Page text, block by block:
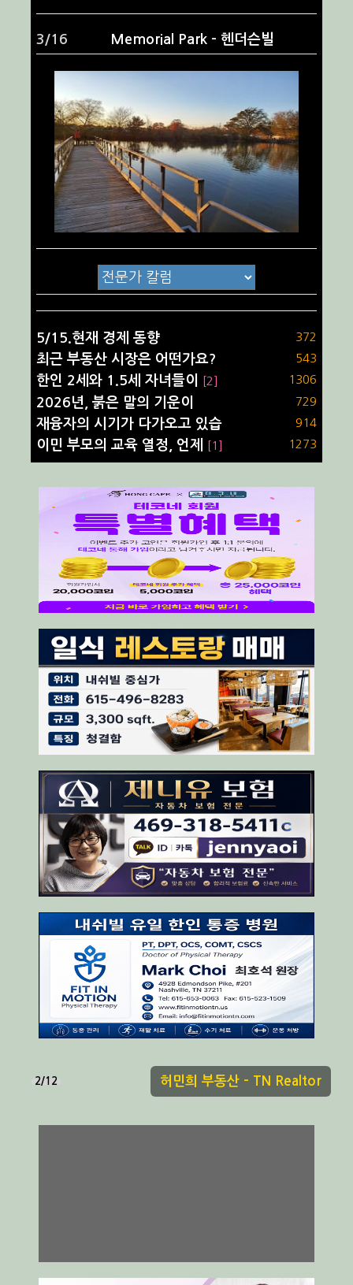
4/16 Rockland Recreation Area
5/15.현재 경제 동향 372
최근 부동산 시장은 어떤가요? 543
한인 2세와 1.5세 자녀들이 [2] 1306
2026년, 붉은 말의 기운이 729
재융자의 시기가 다가오고 있습 914
이민 부모의 교육 열정, 언제 [1] 1273
3/12 글로벌 회계법인 - 정유민 세무사